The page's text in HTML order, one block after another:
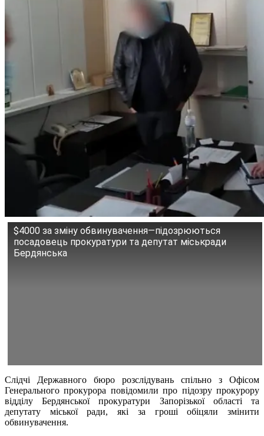
$4000 за зміну обвинувачення—підозрюються
посадовець прокуратури та депутат міськради
Бердянська
Слідчі Державного бюро розслідувань спільно з Офісом
Генерального прокурора повідомили про підозру прокурору
відділу Бердянської прокуратури Запорізької області та
депутату міської ради, які за гроші обіцяли змінити
обвинувачення.